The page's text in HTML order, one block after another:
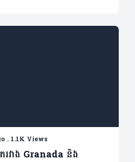
. 1.1K Views
វាង Granada និង